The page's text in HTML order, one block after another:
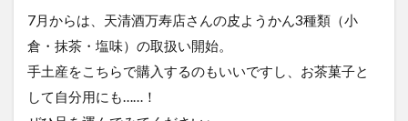
7月からは、天清酒万寿店さんの皮ようかん3種類（小
倉・抹茶・塩味）の取扱い開始。
手土産をこちらで購入するのもいいですし、お茶菓子と
して自分用にも……！